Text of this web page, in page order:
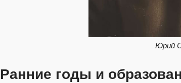
Юрий
Ранние годы и